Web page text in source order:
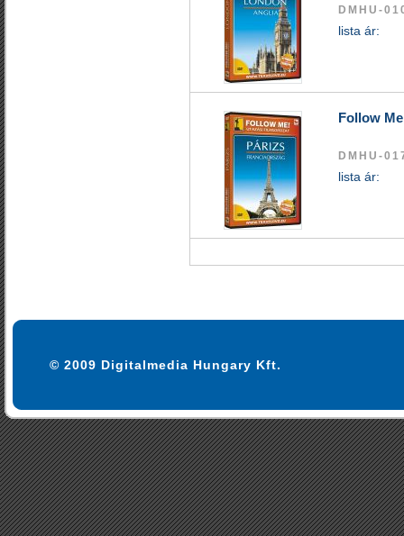
DMHU-
lista ár:
Follow
DMHU-
lista ár:
© 2009 Digitalmedia Hungary Kft.